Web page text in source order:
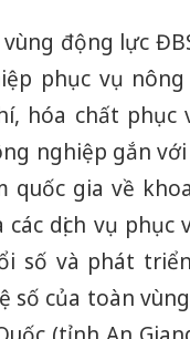
động lực
phục vụ
hóa chất
nghiệp gắn
quốc gia về
các dịch vụ
số và phát
số của toàn